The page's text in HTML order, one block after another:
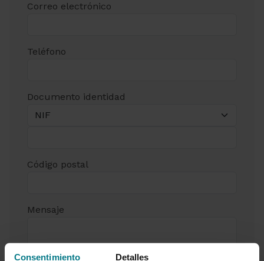
Consentimiento Detalles
Correo electrónico
Teléfono
Documento identidad
Código postal
Mensaje